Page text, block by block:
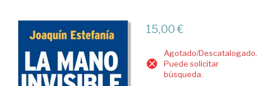
15,00 €
Agotado/Descatalogado.
Puede solicitar
búsqueda.